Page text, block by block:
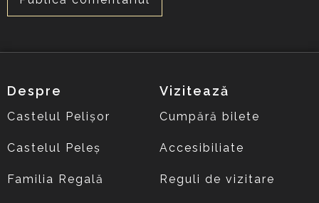
Despre
Castelul Pelișor
Castelul Peleș
Familia Regală
Vizitează
Cumpără bilete
Accesibiliate
Reguli de vizitare